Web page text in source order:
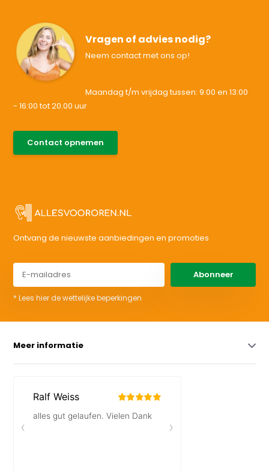
Vragen of advies nodig?
Neem contact met ons op!
Maandag t/m vrijdag tussen: 9:00 en 13:00
- 16:00 tot 20.00 uur
Contact opnemen
Ontvang de nieuwste aanbiedingen en promoties
Abonneer
* Lees hier de wettelijke beperkingen
Meer informatie